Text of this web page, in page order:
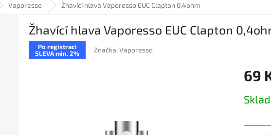
Vaporesso Žhavící hlava Vaporesso EUC Clapton 0,4ohm
Žhavící hlava Vaporesso EUC Clapton
Po registraci
SLEVA min. 2%
Značka:Vaporesso
69
cena: